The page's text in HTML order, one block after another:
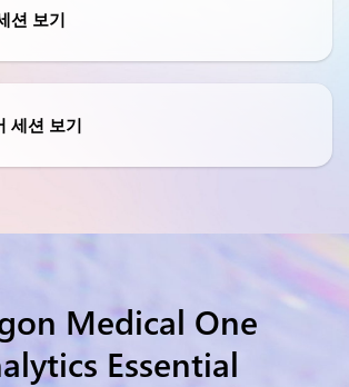
션 보기
세션 보기
Medical One
Essential